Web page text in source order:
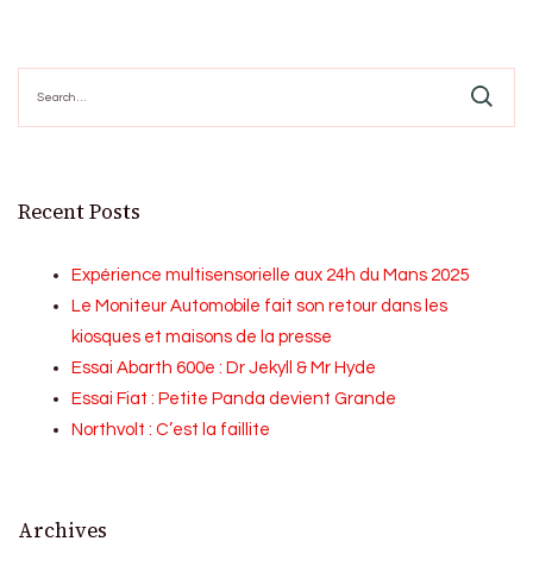
for:
Recent Posts
Expérience multisensorielle aux 24h du Mans 2025
Le Moniteur Automobile fait son retour dans les
kiosques et maisons de la presse
Essai Abarth 600e : Dr Jekyll & Mr Hyde
Essai Fiat : Petite Panda devient Grande
Northvolt : C’est la faillite
Archives